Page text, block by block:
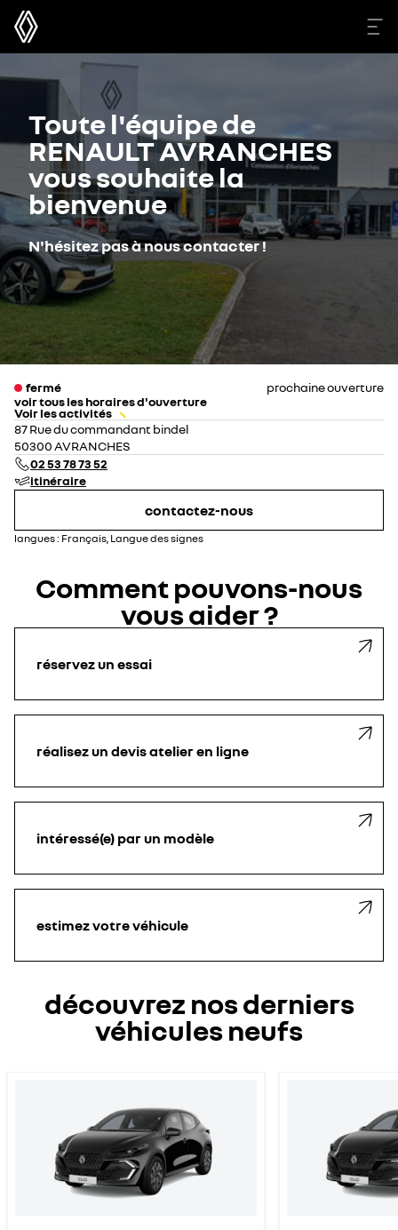
Toute l'équipe de
RENAULT AVRANCHES
vous souhaite la
bienvenue
N'hésitez pas à nous contacter !
fermé
prochaine ouverture
voir tous les horaires d'ouverture
lundi
mardi
mercredi
jeudi
vendredi
Voir les activités
87 Rue du commandant bindel
50300 AVRANCHES
02 53 78 73 52
itinéraire
contactez-nous
langues : Français, Langue des signes
Comment pouvons-nous
vous aider ?
réservez un essai
réalisez un devis atelier en ligne
intéressé(e) par un modèle
estimez votre véhicule
découvrez nos derniers
véhicules neufs